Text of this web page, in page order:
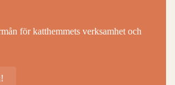
för katthemmets verksamhet och